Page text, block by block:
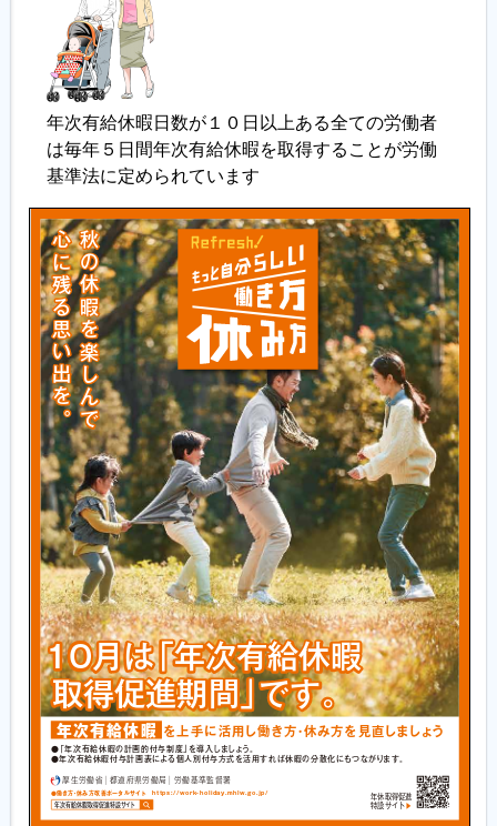
年次有給休暇日数が１０日以上ある全ての労働者
は毎年５日間年次有給休暇を取得することが労働
基準法に定められています